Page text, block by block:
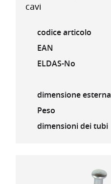
cavi
codice articolo
EAN
ELDAS-No
dimensione esterna
Peso
dimensioni dei tubi